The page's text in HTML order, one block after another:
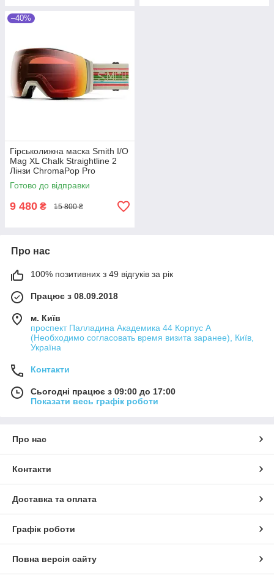
–40%
Гірськолижна маска Smith I/O
Mag XL Chalk Straightline 2
Лінзи ChromaPop Pro
Photochromic
Red/ChromaPop Storm Blue
Sensor
Готово до відправки
9 480 ₴ 15 800 ₴
Про нас
100% позитивних з 49 відгуків за рік
Працює з 08.09.2018
м. Київ
проспект Палладина Академика 44 Корпус А
(Необходимо согласовать время визита заранее), Київ,
Україна
Контакти
Сьогодні працює з 09:00 до 17:00
Показати весь графік роботи
Про нас
Контакти
Доставка та оплата
Графік роботи
Повна версія сайту